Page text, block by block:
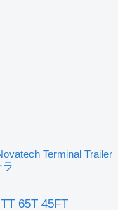
Terminal Trailer
65T 45FT